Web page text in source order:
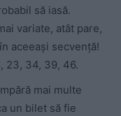
să iasă.
variate, atât pare,
aceeași secvență!
23, 34, 39, 46.
mai multe
un bilet să fie